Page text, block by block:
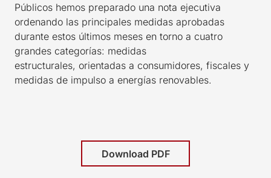
Públicos hemos preparado una nota ejecutiva
ordenando las principales medidas aprobadas
durante estos últimos meses en torno a cuatro
grandes categorías: medidas
estructurales, orientadas a consumidores, fiscales y
medidas de impulso a energías renovables.
Download PDF